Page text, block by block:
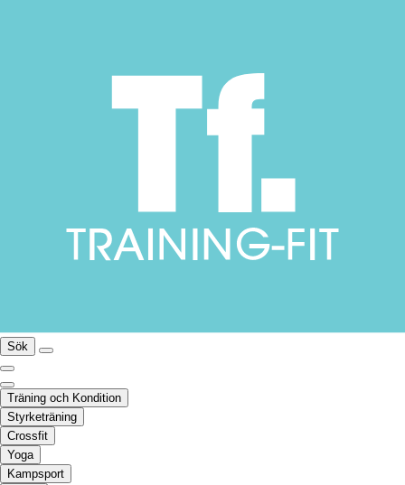
Sök
Träning och Kondition
Styrketräning
Crossfit
Yoga
Kampsport